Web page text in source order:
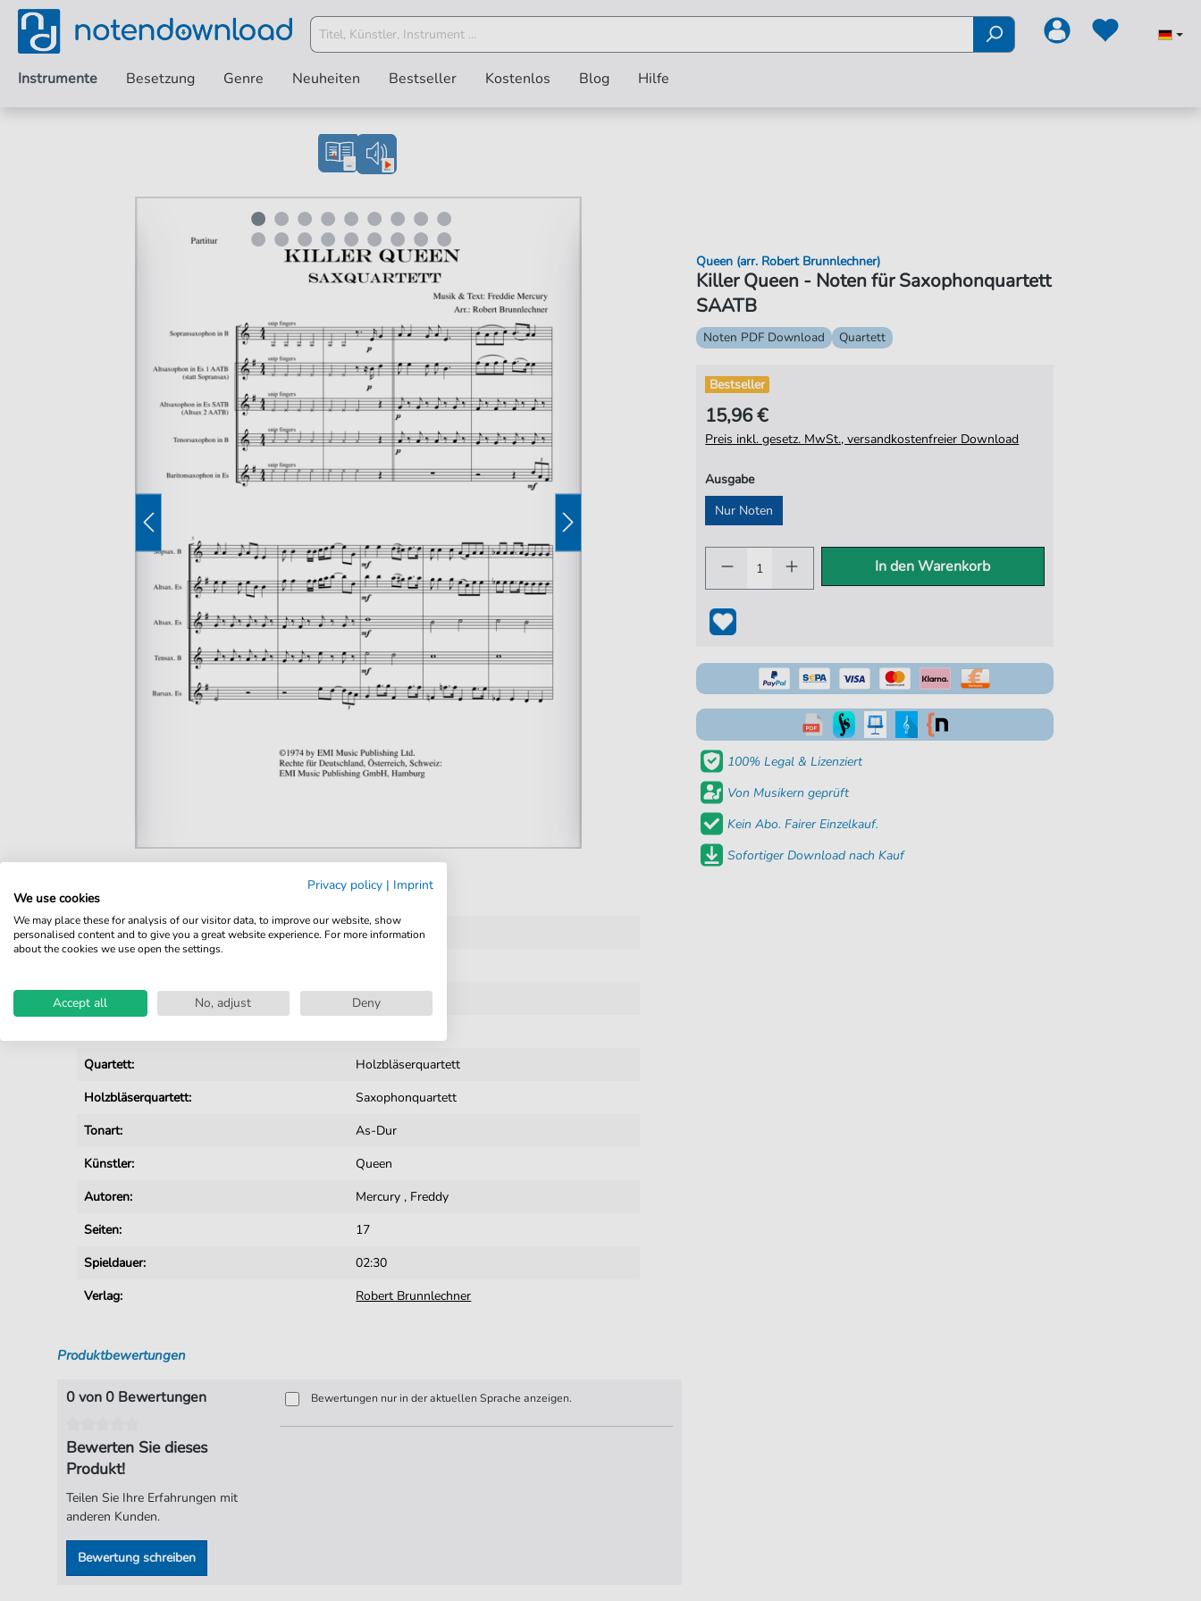
Instrumente Besetzung Genre Neuheiten Bestseller Kostenlos Blog Hilfe
Produktnummer:
RB506SX pdf
Instrumente:
Saxophon
Quartett:
Holzbläserquartett
Holzbläserquartett:
Saxophonquartett
Tonart:
As-Dur
Künstler:
Queen
Autoren:
Mercury , Freddy
Seiten:
17
Spieldauer:
02:30
Verlag:
Robert Brunnlechner
Killer Queen - Noten für Saxophonquartett
SAATB
Queen (arr. Robert Brunnlechner)
Noten PDF Download Quartett
Bestseller
15,96 €
Preis inkl. gesetz. MwSt., versandkostenfreier Download
Ausgabe
Nur Noten
In den Warenkorb
100% Legal & Lizenziert
Von Musikern geprüft
Kein Abo. Fairer Einzelkauf.
Sofortiger Download nach Kauf
Produktbewertungen
0 von 0 Bewertungen
Bewerten Sie dieses
Produkt!
Teilen Sie Ihre Erfahrungen mit
anderen Kunden.
Bewertung schreiben
Bewertungen nur in der aktuellen Sprache anzeigen.
Privacy policy | Imprint
We use cookies
We may place these for analysis of our visitor data, to improve our website, show
personalised content and to give you a great website experience. For more information
about the cookies we use open the settings.
Accept all No, adjust Deny